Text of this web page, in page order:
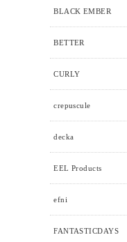
BLACK EMBER
BETTER
CURLY
crepuscule
decka
EEL Products
efni
FANTASTICDAYS